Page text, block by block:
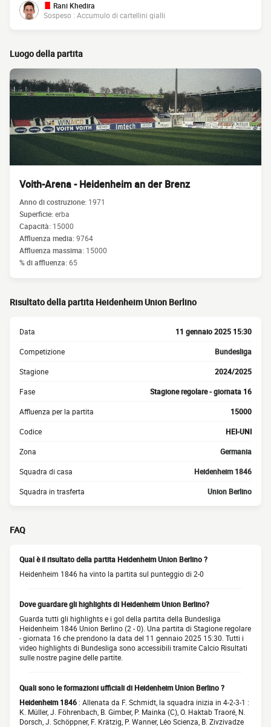
Rani Khedira
Sospeso : Accumulo di cartellini gialli
Luogo della partita
Voith-Arena - Heidenheim an der Brenz
Anno di costruzione: 1971
Superficie:erba
Capacità: 15000
Affluenza media:9764
Affluenza massima: 15000
% di affluenza:65
Risultato della partita Heidenheim Union Berlino
Data 11 gennaio 2025 15:30
Competizione Bundesliga
Stagione 2024/2025
Fase Stagione regolare - giornata 16
Affluenza per la partita 15000
Codice HEI-UNI
Zona Germania
Squadra di casa Heidenheim 1846
Squadra in trasferta Union Berlino
FAQ
Qual è il risultato della partita Heidenheim Union Berlino ?
Heidenheim 1846 ha vinto la partita sul punteggio di 2-0
Dove guardare gli highlights di Heidenheim Union Berlino?
Guarda tutti gli highlights e i gol della partita della Bundesliga
Heidenheim 1846 Union Berlino (2 - 0). Una partita di Stagione regolare
- giornata 16 che prendono la data del 11 gennaio 2025 15:30. Tutti i
video highlights di Bundesliga sono accessibili tramite Calcio Risultati
sulle nostre pagine delle partite.
Quali sono le formazioni ufficiali di Heidenheim Union Berlino ?
Heidenheim 1846 : Allenata da F. Schmidt, la squadra inizia in 4-2-3-1 :
K. Müller, J. Föhrenbach, B. Gimber, P. Mainka (C), O. Haktab Traoré, N.
Dorsch, J. Schöppner, F. Krätzig, P. Wanner, Léo Scienza, B. Zivzivadze